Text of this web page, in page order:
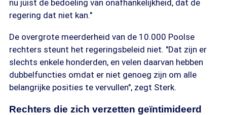
nu juist de bedoeling van onafhankelijkheid, dat de
regering dat niet kan."
De overgrote meerderheid van de 10.000 Poolse
rechters steunt het regeringsbeleid niet. "Dat zijn er
slechts enkele honderden, en velen daarvan hebben
dubbelfuncties omdat er niet genoeg zijn om alle
belangrijke posities te vervullen", zegt Sterk.
Rechters die zich verzetten geïntimideerd